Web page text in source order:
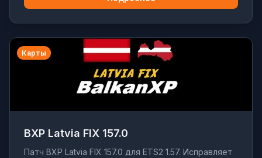
Карты
BXP Latvia FIX 157.0
Патч BXP Latvia FIX 157.0 для ETS2 1.57. Исправляет